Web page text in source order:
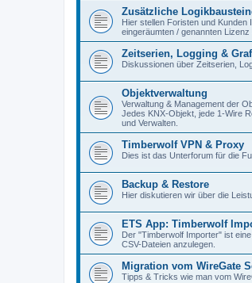
Zusätzliche
Hier stellen Foristen und
eingeräumten / genannten Lizenz
Zeitserien, Logging &
Diskussionen über Zeitserien,
Objektverwaltung
Verwaltung & Management der
Jedes KNX-Objekt, jede 1-Wire
und Verwalten.
Timberwolf VPN & Proxy
Dies ist das Unterforum für die
Backup & Restore
Hier diskutieren wir über die
ETS App: Timberwolf
Der "Timberwolf Importer" ist
CSV-Dateien anzulegen.
Migration vom WireGate
Tipps & Tricks wie man vom